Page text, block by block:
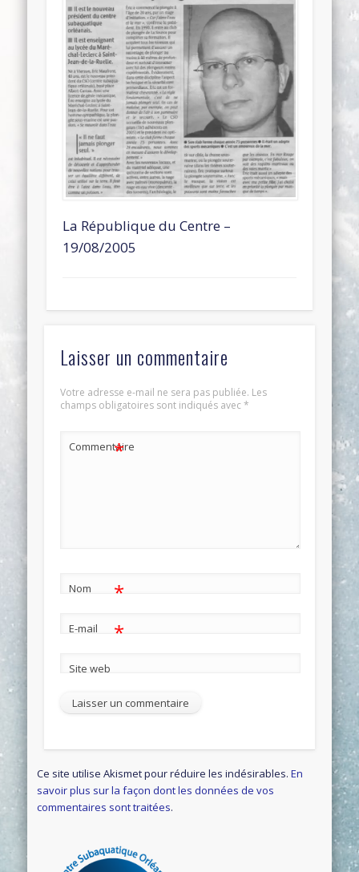
La République du Centre –
19/08/2005
Laisser un commentaire
Votre adresse e-mail ne sera pas publiée. Les
champs obligatoires sont indiqués avec*
Commentaire
*
Nom *
E-mail *
Site web
Ce site utilise Akismet pour réduire les indésirables.En
savoir plus sur la façon dont les données de vos
commentaires sont traitées.